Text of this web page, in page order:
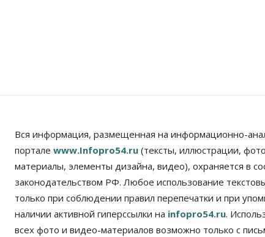
Вся информация, размещенная на информационно-
портале www.Infopro54.ru (тексты, иллюстрации,
материалы, элементы дизайна, видео), охраняется в
законодательством РФ. Любое использование
только при соблюдении правил перепечатки и при
наличии активной гиперссылки на infopro54.ru.
всех фото и видео-материалов возможно только с